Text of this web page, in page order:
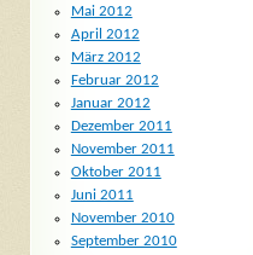
Mai 2012
April 2012
März 2012
Februar 2012
Januar 2012
Dezember 2011
November 2011
Oktober 2011
Juni 2011
November 2010
September 2010